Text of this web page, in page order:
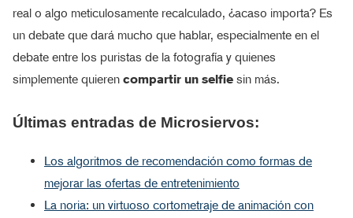
real o algo meticulosamente recalculado, ¿acaso importa? Es
un debate que dará mucho que hablar, especialmente en el
debate entre los puristas de la fotografía y quienes
simplemente quieren compartir un selfie sin más.
Últimas entradas de Microsiervos:
Los algoritmos de recomendación como formas de
mejorar las ofertas de entretenimiento
La noria: un virtuoso cortometraje de animación con